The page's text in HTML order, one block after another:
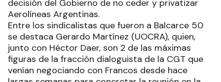
decisión del Gobierno de no ceder y privatizar
Aerolíneas Argentinas.
Entre los sindicalistas que fueron a Balcarce 50
se destaca Gerardo Martínez (UOCRA), quien,
junto con Héctor Daer, son 2 de las máximas
figuras de la fracción dialoguista de la CGT que
venían negociando con Francos desde hace